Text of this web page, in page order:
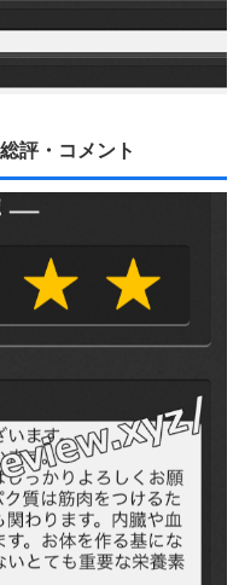
評・コメント